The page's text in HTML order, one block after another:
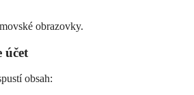
obrazovky.
účet
obsah: